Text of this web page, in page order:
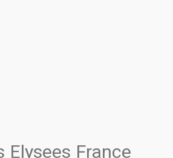
France